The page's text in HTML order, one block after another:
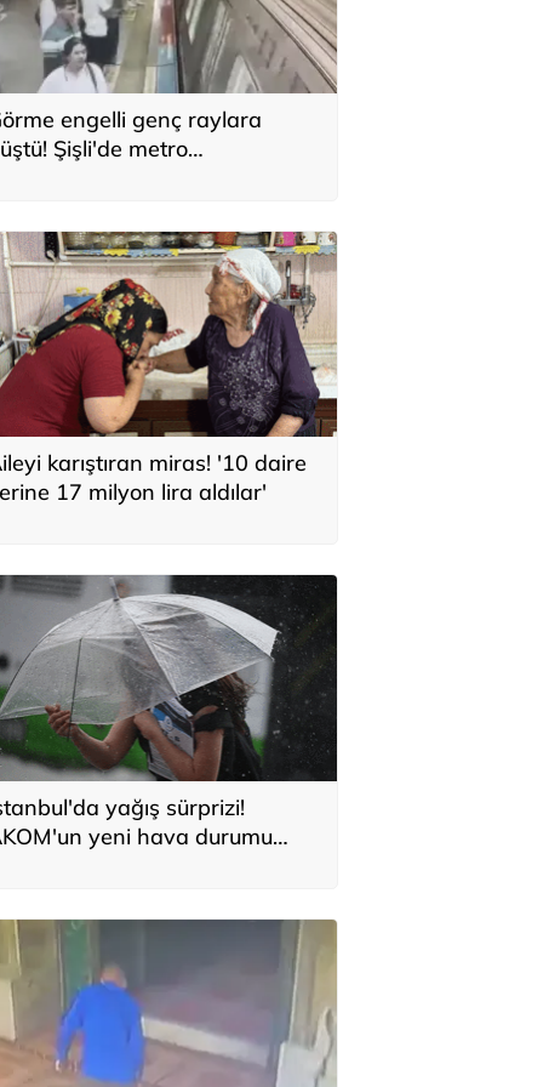
engelli genç raylara
Şişli'de metro
karıştıran miras! '10 daire
17 milyon lira aldılar'
yağış sürprizi!
yeni hava durumu